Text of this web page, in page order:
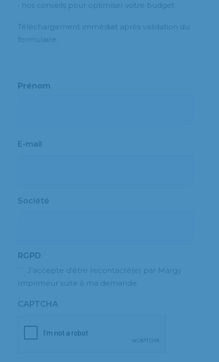
• nos conseils pour optimiser votre budget
Téléchargement immédiat après validation du
formulaire.
Prénom
E-mail
Société
RGPD
J’accepte d’être recontacté(e) par Margy
Imprimeur suite à ma demande.
CAPTCHA